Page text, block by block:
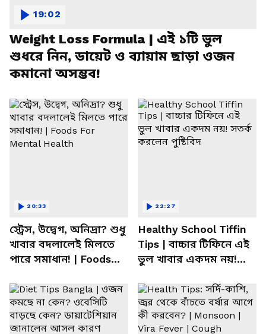
Weight Loss Formula | এই ১টি ভুল
শুধরে নিন, ডায়েট ও ব্যায়াম ছাড়া ওজন
কমানো অসম্ভব!
19:02
স্ট্রেস, উদ্বেগ, অনিদ্রা? শুধু
খাবার বদলালেই মিলতে
পারে সমাধান! | Foods
20:33
Healthy School Tiffin
Tips | বাচ্চার টিফিনে এই
ভুল খাবার একদম নয়!
22:27